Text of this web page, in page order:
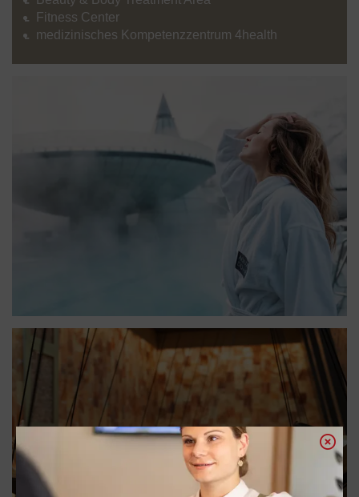
Fitness Center
medizinisches Kompetenzzentrum 4health